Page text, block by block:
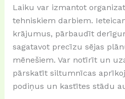
Laiku var izmantot
tehniskiem darbiem.
krājumus, pārbaudīt
sagatavot precīzu sējas
mēnešiem. Var notīrīt un
pārskatīt siltumnīcas
podiņus un kastītes stādu